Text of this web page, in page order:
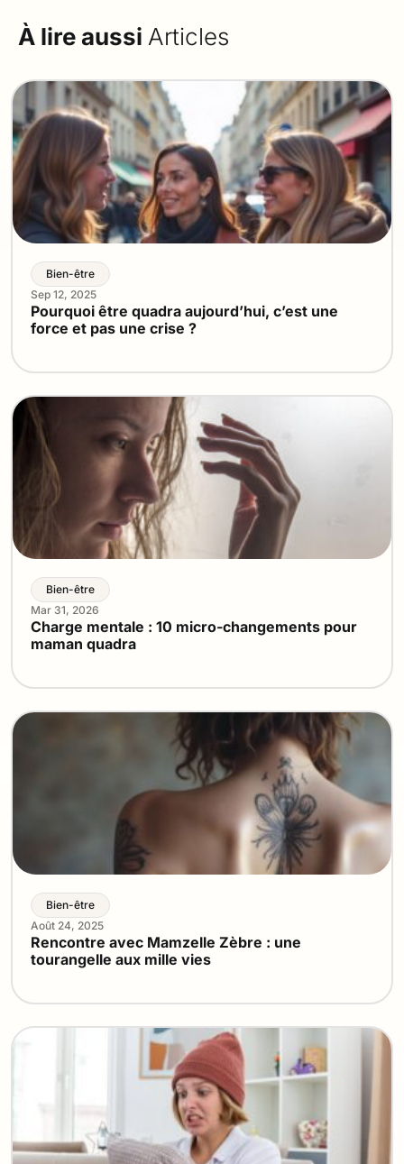
À lire aussi Articles
Bien-être
Sep 12, 2025
Pourquoi être quadra aujourd’hui, c’est une
force et pas une crise ?
Bien-être
Mar 31, 2026
Charge mentale : 10 micro-changements pour
maman quadra
Bien-être
Août 24, 2025
Rencontre avec Mamzelle Zèbre : une
tourangelle aux mille vies